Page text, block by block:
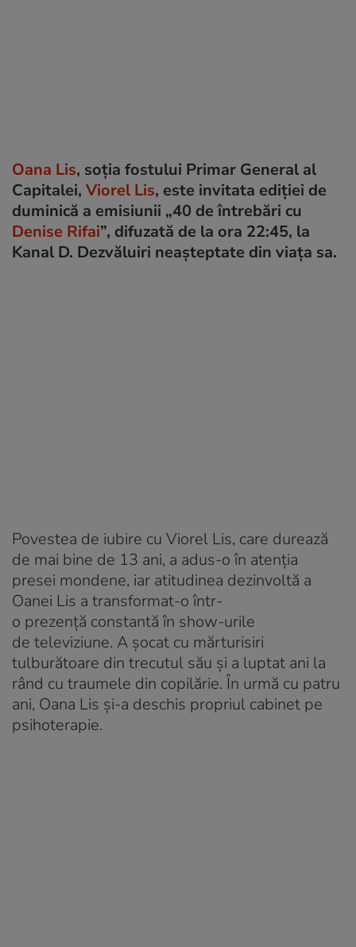
Oana Lis, soția fostului Primar General al
Capitalei, Viorel Lis, este invitata ediției de
duminică a emisiunii „40 de întrebări cu
Denise Rifai”, difuzată de la ora 22:45, la
Kanal D. Dezvăluiri neașteptate din viața sa.
Povestea de iubire cu Viorel Lis, care durează
de mai bine de 13 ani, a adus-o în atenția
presei mondene, iar atitudinea dezinvoltă a
Oanei Lis a transformat-o într-
o prezență constantă în show-urile
de televiziune. A șocat cu mărturisiri
tulburătoare din trecutul său și a luptat ani la
rând cu traumele din copilărie. În urmă cu patru
ani, Oana Lis și-a deschis propriul cabinet pe
psihoterapie.